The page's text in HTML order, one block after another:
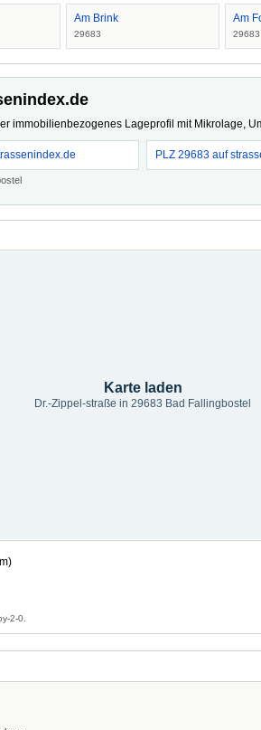
Am Brink
29683
Am
29683
immobilienbezogenes Lageprofil mit Mikrolage,
PLZ 29683 auf
Karte laden
Dr.-Zippel-straße in 29683 Bad Fallingbostel
2-0.